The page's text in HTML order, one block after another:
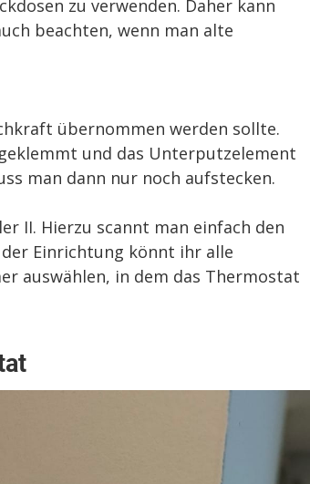
zu verwenden. Daher kann
beachten, wenn man alte
übernommen werden sollte.
und das Unterputzelement
man dann nur noch aufstecken.
II. Hierzu scannt man einfach den
Einrichtung könnt ihr alle
auswählen, in dem das Thermostat